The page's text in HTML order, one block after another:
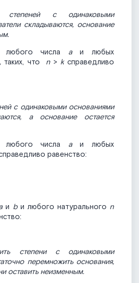
с одинаковыми
складываются, основание
числа аи любых
таких, что n > kсправедливо
с одинаковыми основаниями
а основание остается
числа аи любых
равенство:
и b и любого натурального n
степени с одинаковыми
перемножить основания,
оставить неизменным.